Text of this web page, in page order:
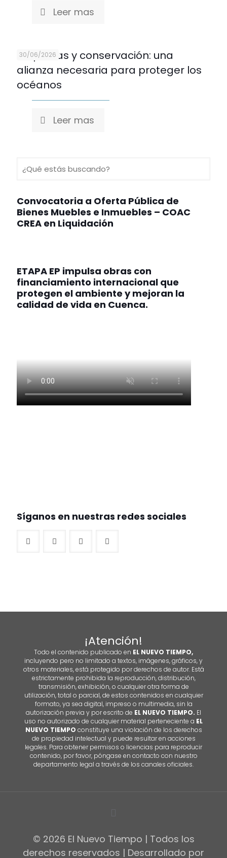
Leer mas
30/06/2026
Empresas y conservación: una
alianza necesaria para proteger los
océanos
Leer mas
Convocatoria a Oferta Pública de
Bienes Muebles e Inmuebles – COAC
CREA en Liquidación
ETAPA EP impulsa obras con
financiamiento internacional que
protegen el ambiente y mejoran la
calidad de vida en Cuenca.
Síganos en nuestras redes sociales
¡Atención!
Todo el contenido publicado en EL NUEVO TIEMPO,
incluyendo pero no limitado a textos, imágenes, gráficos, y
otros materiales, está protegido por derechos de autor. Está
estrictamente prohibida la reproducción, distribución,
transmisión, exhibición, o cualquier otra forma de
utilización, total o parcial, de estos contenidos en cualquier
formato, ya sea digital, impreso o multimedia, sin la
autorización previa y por escrito de EL NUEVO TIEMPO. El
uso no autorizado de cualquier material perteneciente a EL
NUEVO TIEMPO constituye una violación de los derechos
de propiedad intelectual y puede resultar en acciones
legales. Para obtener permisos o licencias para reproducir
contenido, por favor, póngase en contacto con nuestro
departamento legal a través de los canales oficiales.
© 2026 El Nuevo Tiempo | Todos los
derechos reservados | Desarrollado por